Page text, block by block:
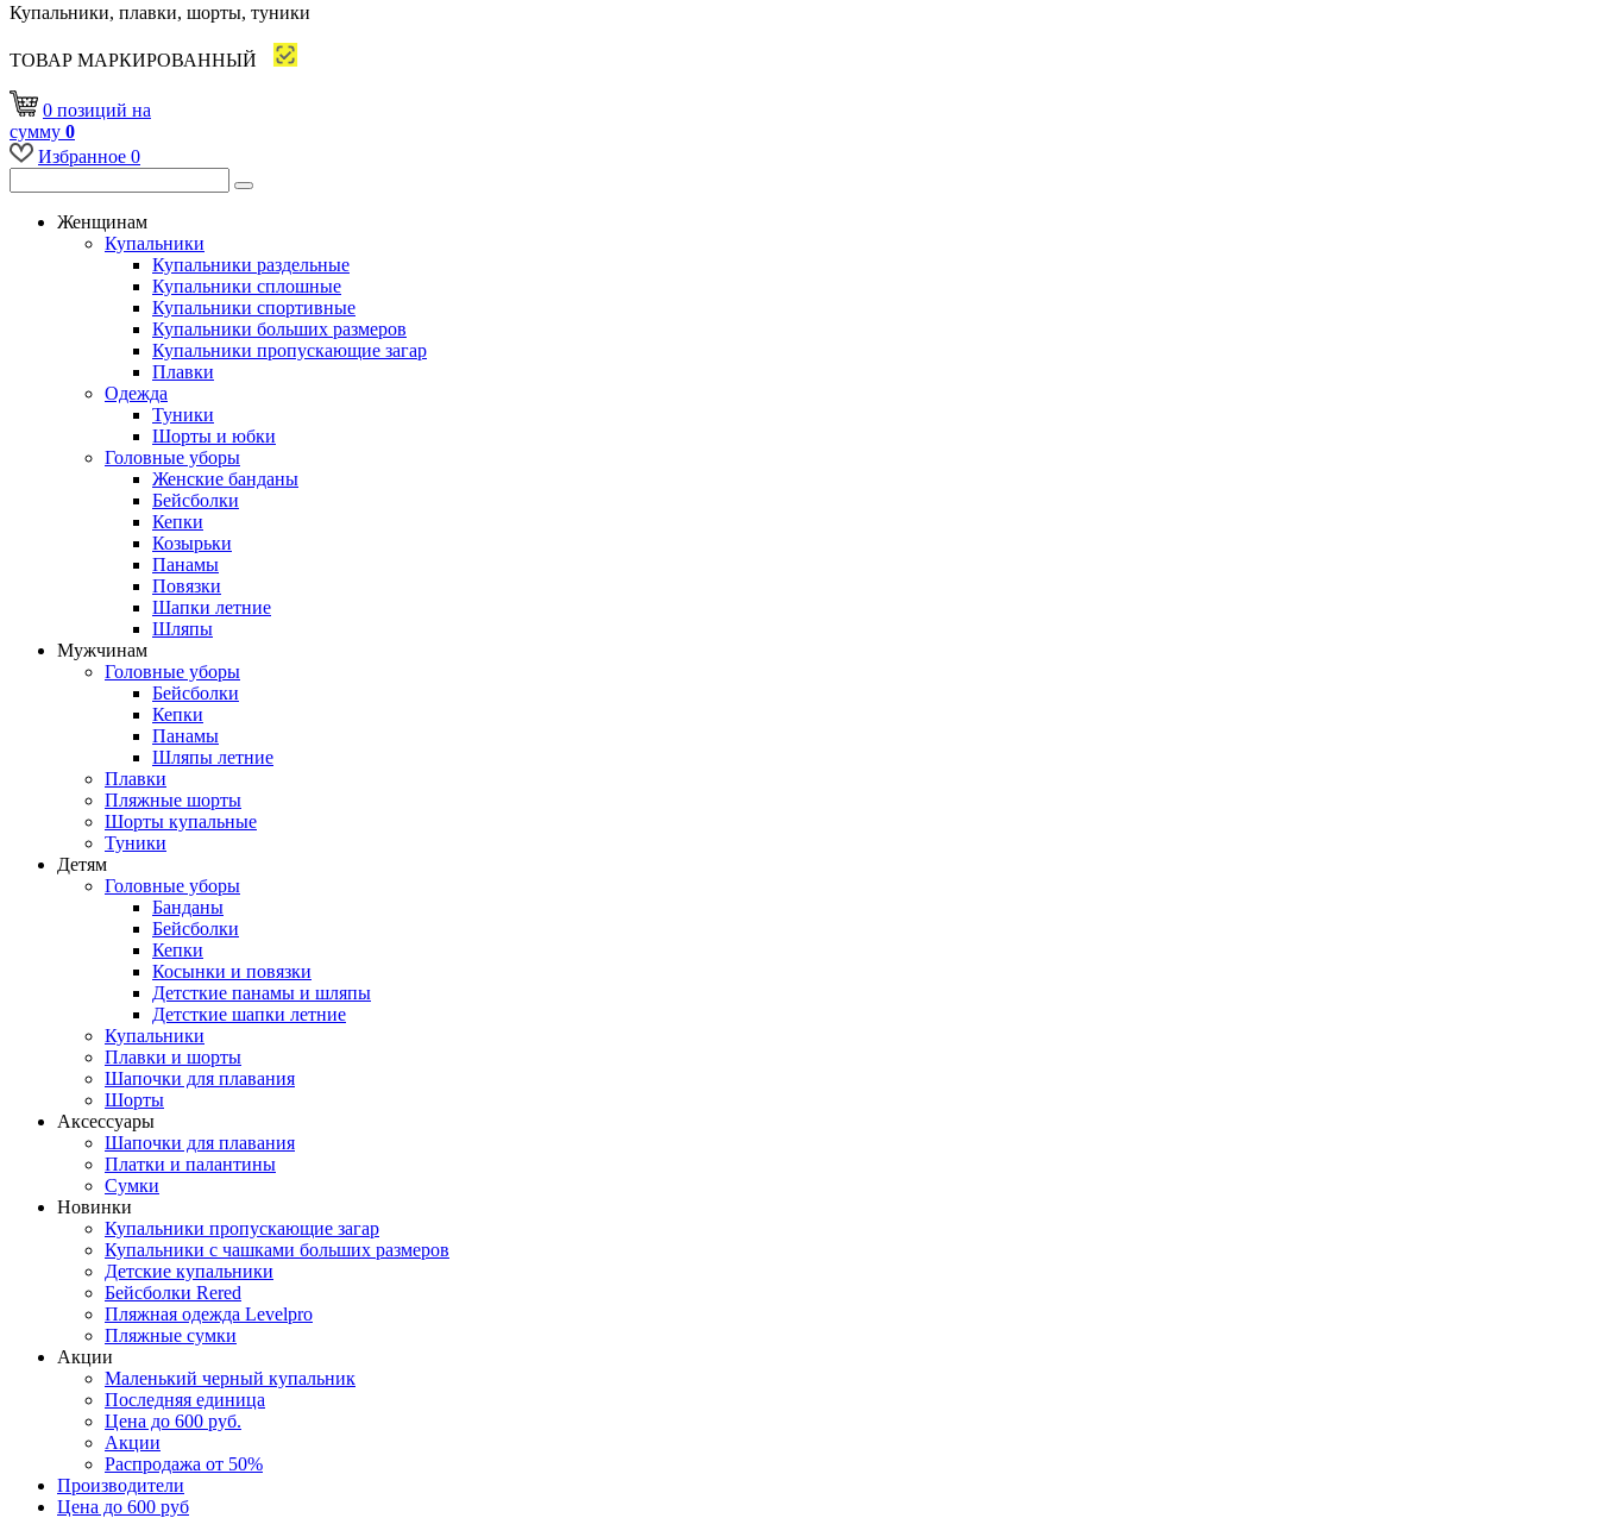
Купальники, плавки, шорты, туники
ТОВАР МАРКИРОВАННЫЙ
0 позиций на
сумму 0
Избранное 0
Женщинам
Купальники
Купальники раздельные
Купальники сплошные
Купальники спортивные
Купальники больших размеров
Купальники пропускающие загар
Плавки
Одежда
Туники
Шорты и юбки
Головные уборы
Женские банданы
Бейсболки
Кепки
Козырьки
Панамы
Повязки
Шапки летние
Шляпы
Мужчинам
Головные уборы
Бейсболки
Кепки
Панамы
Шляпы летние
Плавки
Пляжные шорты
Шорты купальные
Туники
Детям
Головные уборы
Банданы
Бейсболки
Кепки
Косынки и повязки
Детсткие панамы и шляпы
Детсткие шапки летние
Купальники
Плавки и шорты
Шапочки для плавания
Шорты
Аксессуары
Шапочки для плавания
Платки и палантины
Сумки
Новинки
Купальники пропускающие загар
Купальники с чашками больших размеров
Детские купальники
Бейсболки Rered
Пляжная одежда Levelpro
Пляжные сумки
Акции
Маленький черный купальник
Последняя единица
Цена до 600 руб.
Акции
Распродажа от 50%
Производители
Цена до 600 руб